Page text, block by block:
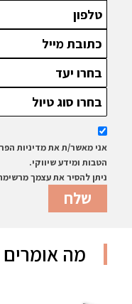
אני מאשר/ת את מדיניות
הטבות ומידע שיווקי.
ניתן להסיר את עצמך
מה אומרים